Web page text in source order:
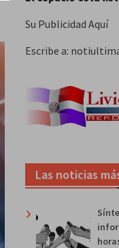
Su Publicidad Aquí
Escribe a:
Las noticias